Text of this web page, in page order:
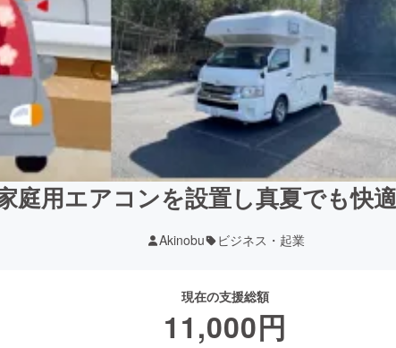
庭用エアコンを設置し真夏でも快
Akinobu ビジネス・起業
現在の支援総額
11,000円